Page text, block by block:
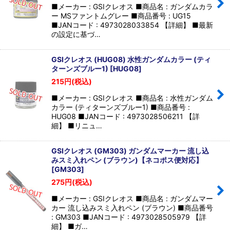
■メーカー : GSIクレオス ■商品名 : ガンダムカラ
ー MSファントムグレー ■商品番号 : UG15
■JANコード : 4973028033854 【詳細】 ■最新
の設定に基づ…
GSIクレオス (HUG08) 水性ガンダムカラー (ティ
ターンズブルー1) [HUG08]
215円(税込)
■メーカー : GSIクレオス ■商品名 : 水性ガンダム
カラー (ティターンズブルー1) ■商品番号 :
HUG08 ■JANコード : 4973028506211 【詳
細】 ■リニュ…
GSIクレオス (GM303) ガンダムマーカー 流し込
みスミ入れペン (ブラウン)【ネコポス便対応】
[GM303]
275円(税込)
■メーカー : GSIクレオス ■商品名 : ガンダムマー
カー 流し込みスミ入れペン (ブラウン) ■商品番号
: GM303 ■JANコード : 4973028505979 【詳
細】 ■ガ…